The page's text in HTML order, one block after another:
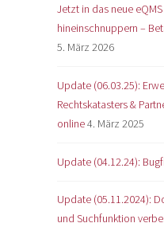
Jetzt in das neue
hineinschnuppern –
5. März 2026
Update (06.03.25):
Rechtskatasters &
online4. März 2025
Update (04.12.24):
Update (05.11.2024):
und Suchfunktion